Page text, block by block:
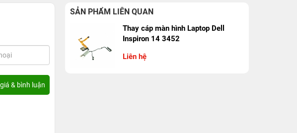
SẢN PHẨM LIÊN QUAN
Thay cáp màn hình Laptop Dell
Inspiron 14 3452
Liên hệ